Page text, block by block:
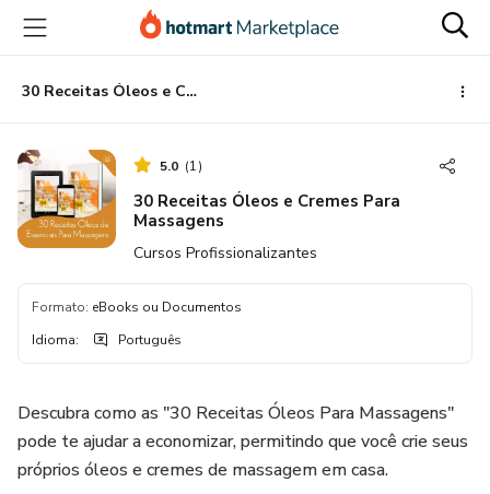
para
conteúdo
principal
para
pagamento
para
rodapé
30 Receitas Óleos e Cremes Para Massagens
5.0 (1)
30 Receitas Óleos e Cremes Para
Massagens
Cursos Profissionalizantes
Formato: eBooks ou Documentos
Idioma: Português
Descubra como as "30 Receitas Óleos Para Massagens"
pode te ajudar a economizar, permitindo que você crie seus
próprios óleos e cremes de massagem em casa.